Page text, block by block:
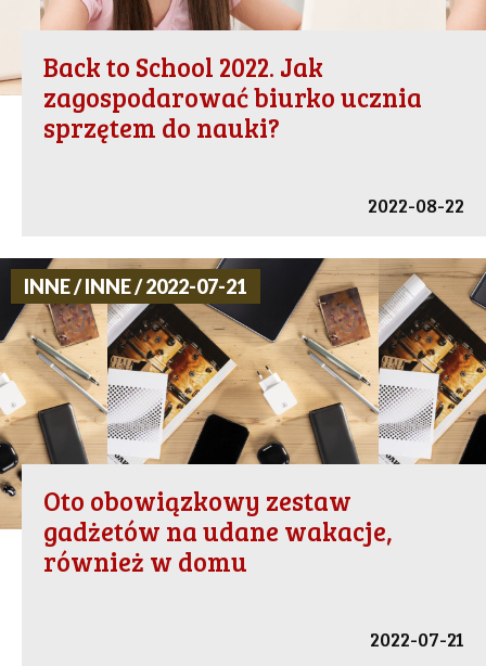
Back to School 2022. Jak
zagospodarować biurko ucznia
sprzętem do nauki?
2022-08-22
INNE / INNE / 2022-07-21
Oto obowiązkowy zestaw
gadżetów na udane wakacje,
również w domu
2022-07-21